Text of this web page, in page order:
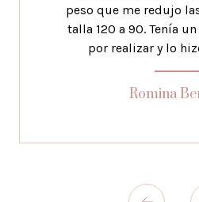
peso que me redujo
talla 120 a 90. Tenía
por realizar y lo
Romina